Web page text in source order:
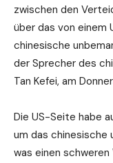
zwischen den
über das von einem
chinesische
der Sprecher des
Tan Kefei, am
Die US-Seite habe
um das chinesische
was einen